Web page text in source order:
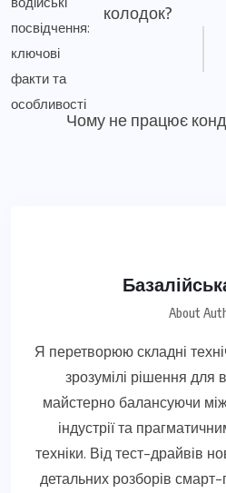
колодок?
Чому не працює
About
Я перетворюю складні
зрозумілі рішення
майстерно балансуючи
індустрії та
техніки. Від тест-драйвів
детальних розборів